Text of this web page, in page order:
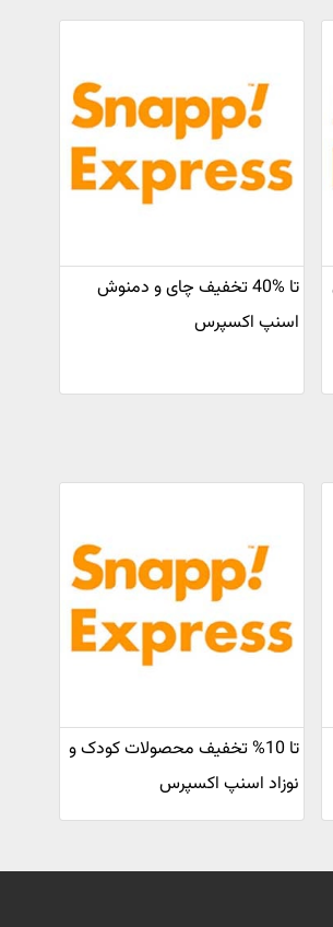
تا %40 تخفیف چای و دمنوش
اسنپ اکسپرس
تا 10% تخفیف محصولات کودک و
نوزاد اسنپ اکسپرس